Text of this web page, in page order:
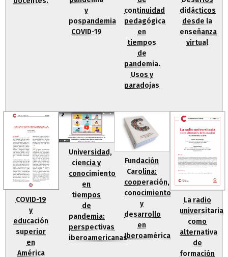
y
pospandemia
COVID-19
continuidad
pedagógica
en
tiempos
de
pandemia.
Usos y
paradojas
didácticos
desde la
enseñanza
virtual
COVID-19
y
educación
superior
en
América
Universidad,
ciencia y
conocimiento
en
tiempos
de
pandemia:
perspectivas
iberoamericanas
Fundación
Carolina:
cooperación,
conocimiento
y
desarrollo
en
Iberoamérica
La radio
universitaria
como
alternativa
de
formación